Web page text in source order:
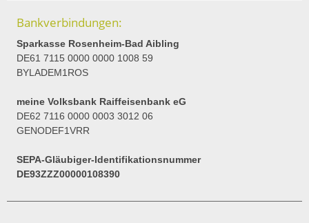
Bankverbindungen:
Sparkasse Rosenheim-Bad Aibling
DE61 7115 0000 0000 1008 59
BYLADEM1ROS
meine Volksbank Raiffeisenbank eG
DE62 7116 0000 0003 3012 06
GENODEF1VRR
SEPA-Gläubiger-Identifikationsnummer
DE93ZZZ00000108390